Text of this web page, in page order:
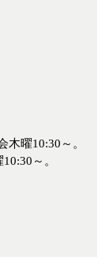
・神学校
木曜10:30～。
～。